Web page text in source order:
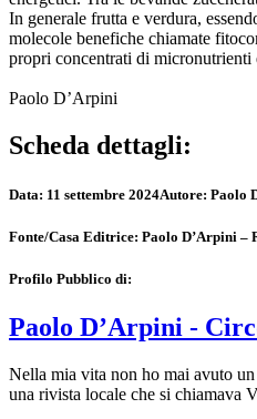
In generale frutta e verdura,
molecole benefiche chiamate
propri concentrati di micronutrienti
Paolo D’Arpini
Scheda dettagli:
Data: 11 settembre 2024Autore: Paolo
Fonte/Casa Editrice: Paolo D’Arpini –
Profilo Pubblico di:
Paolo D’Arpini -
Nella mia vita non ho mai avuto
una rivista locale che si chiamava